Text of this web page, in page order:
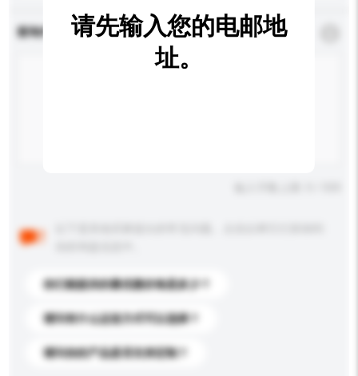
查询内容 *必须填写
你们能提供的最优惠价格是多少？
请问有什么运送方式可以选择？
请问你的产品是否支持定制？
请先输入您的电邮地
址。